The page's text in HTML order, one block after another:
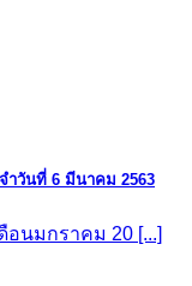
ำวันที่ 6 มีนาคม 2563
อนมกราคม 20 [...]